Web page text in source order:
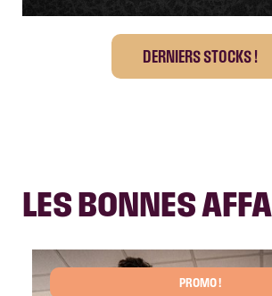
DERNIERS STOCKS !
LES BONNES
PROMO !